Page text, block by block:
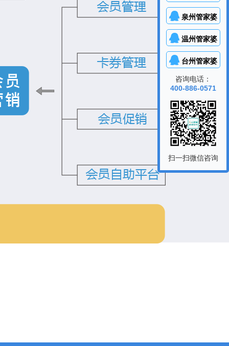
泉州管家婆
温州管家婆
台州管家婆
咨询电话：
400-886-0571
扫一扫微信咨询